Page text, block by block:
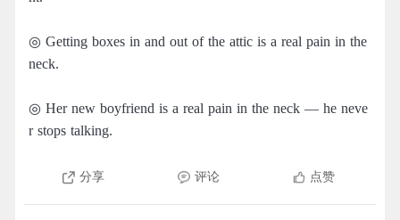
◎ Getting boxes in and out of the attic is a real pain in the
neck.
◎ Her new boyfriend is a real pain in the neck — he neve
r stops talking.
分享 评论 点赞